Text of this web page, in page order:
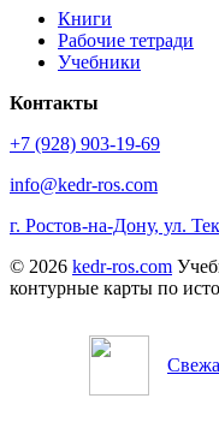
Книги
Рабочие тетради
Учебники
Контакты
+7 (928) 903-19-69
info@kedr-ros.com
г. Ростов-на-Дону, ул.
© 2026 kedr-ros.com
контурные карты по